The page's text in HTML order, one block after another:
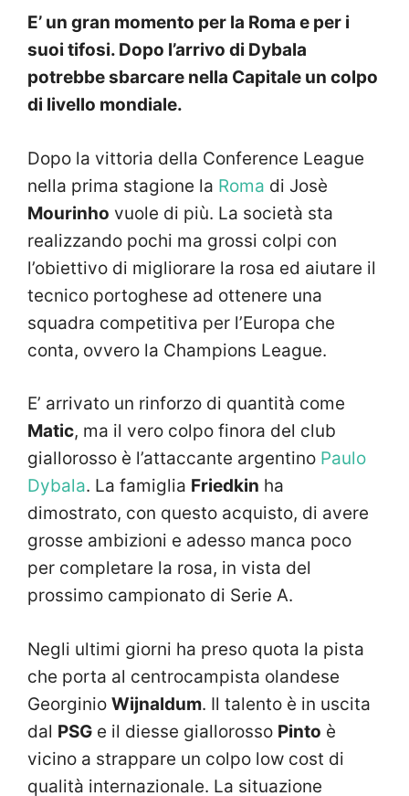
E’ un gran momento per la Roma e per i
suoi tifosi. Dopo l’arrivo di Dybala
potrebbe sbarcare nella Capitale un colpo
di livello mondiale.
Dopo la vittoria della Conference League
nella prima stagione la Roma di Josè
Mourinho vuole di più. La società sta
realizzando pochi ma grossi colpi con
l’obiettivo di migliorare la rosa ed aiutare il
tecnico portoghese ad ottenere una
squadra competitiva per l’Europa che
conta, ovvero la Champions League.
E’ arrivato un rinforzo di quantità come
Matic, ma il vero colpo finora del club
giallorosso è l’attaccante argentino Paulo
Dybala. La famiglia Friedkin ha
dimostrato, con questo acquisto, di avere
grosse ambizioni e adesso manca poco
per completare la rosa, in vista del
prossimo campionato di Serie A.
Negli ultimi giorni ha preso quota la pista
che porta al centrocampista olandese
Georginio Wijnaldum. Il talento è in uscita
dal PSG e il diesse giallorosso Pinto è
vicino a strappare un colpo low cost di
qualità internazionale. La situazione